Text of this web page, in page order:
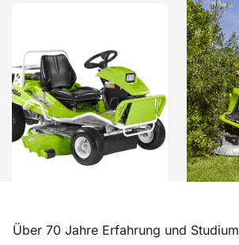
Über 70 Jahre Erfahrung und Studium